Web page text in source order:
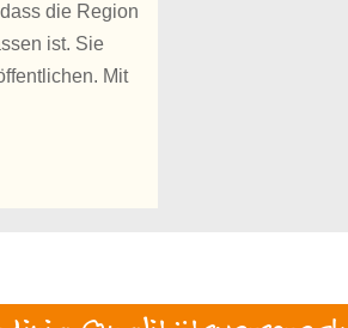
die Region
ist. Sie
Mit